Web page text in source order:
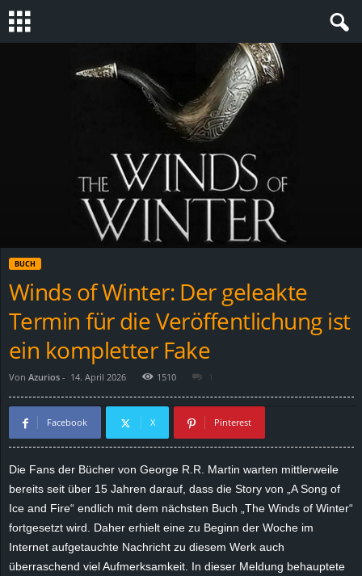
BUCH
Winds of Winter: Der geleakte
Termin für die Veröffentlichung ist
ein kompletter Fake
Von Azurios - 14. April 2026 1510 1
Facebook X Pinterest
Die Fans der Bücher von George R.R. Martin warten mittlerweile
bereits seit über 15 Jahren darauf, dass die Story von „A Song of
Ice and Fire“ endlich mit dem nächsten Buch „The Winds of Winter“
fortgesetzt wird. Daher erhielt eine zu Beginn der Woche im
Internet aufgetauchte Nachricht zu diesem Werk auch
überraschend viel Aufmerksamkeit. In dieser Meldung behauptete